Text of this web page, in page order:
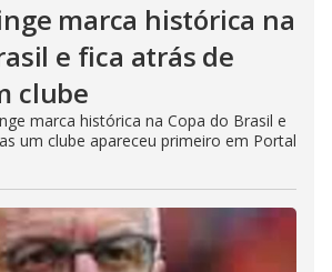
marca histórica na
e fica atrás de
clube
marca histórica na Copa do Brasil e
um clube apareceu primeiro em Portal